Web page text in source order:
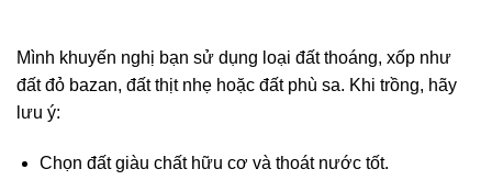
Mình khuyến nghị bạn sử dụng loại đất thoáng, xốp như
đất đỏ bazan, đất thịt nhẹ hoặc đất phù sa. Khi trồng, hãy
lưu ý:
Chọn đất giàu chất hữu cơ và thoát nước tốt.